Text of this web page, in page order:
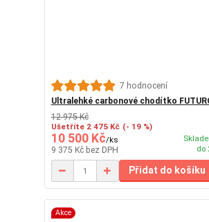
7 hodnocení
Ultralehké carbonové chodítko
12 975 Kč
Ušetříte 2 475 Kč (- 19 %)
10 500 Kč/ks
9 375 Kč bez DPH
do
Přidat do košíku
Akce